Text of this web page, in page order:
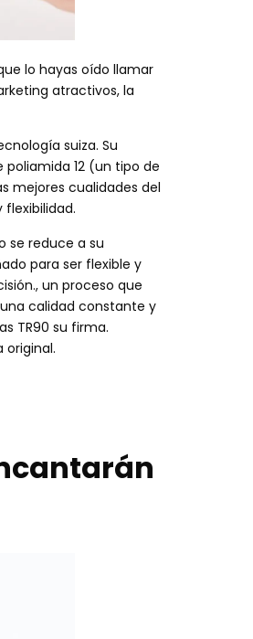
lo hayas oído llamar
atractivos, la
suiza. Su
12 (un tipo de
mejores cualidades del
se reduce a su
para ser flexible y
un proceso que
calidad constante y
TR90 su firma.
original.